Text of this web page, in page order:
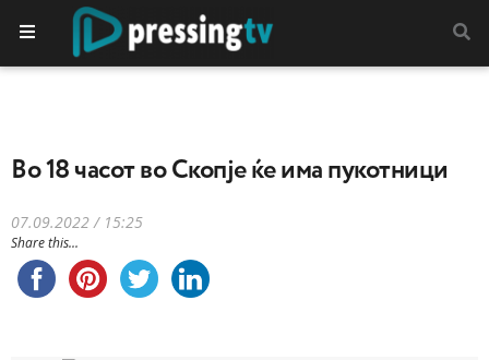
Во 18 часот во Скопје ќе има пукотници
07.09.2022 / 15:25
Share this...